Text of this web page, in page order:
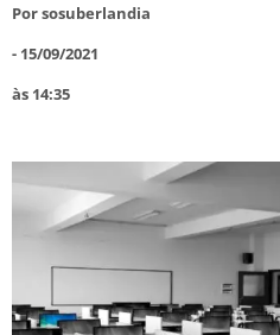
Porsosuberlandia
- 15/09/2021
às 14:35